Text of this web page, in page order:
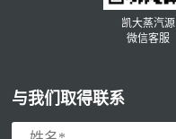
凯大蒸汽源
微信客服
与我们取得联系